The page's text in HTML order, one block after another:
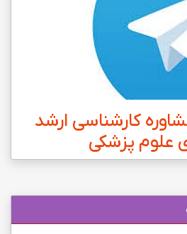
کارشناسی ارشد
علوم پزشکی